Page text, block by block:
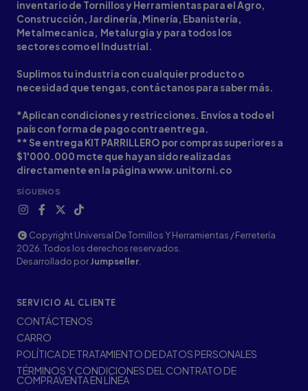
inventario de Tornillos y Herramientas para el Agro,
Construcción, Jardinería, Minería, Ebanistería,
Metalmecanica, Metalurgia y para todos los
sectores como el Industrial.
Suplimos tu industria con cualquier producto o
necesidad que tengas, contáctanos para saber más.
*Aplican condiciones y restricciones. Envíos a todo el
país con forma de pago contraentrega.
** Se entrega KIT PARRILLERO por compras superiores a
$1'000.000 mcte que hayan sido realizadas
directamente en la página www.unitorni.co
SÍGUENOS
Copyright Universal De Tornillos Y Herramientas / Ferretería
2026. Todos los derechos reservados.
Desarrollado porJumpseller
SERVICIO AL CLIENTE
CONTÁCTENOS
CARRO
POLÍTICA DE TRATAMIENTO DE DATOS PERSONALES
TÉRMINOS Y CONDICIONES DEL CONTRATO DE
COMPRAVENTA EN LÍNEA